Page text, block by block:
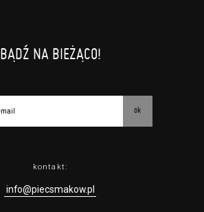
BĄDŹ NA BIEŻĄCO!
ok
kontakt:
info@piecsmakow.pl